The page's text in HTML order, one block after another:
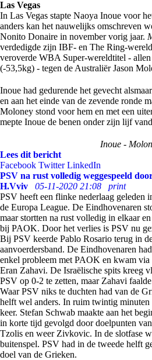
Las Vegas
In Las Vegas stapte Naoya Inoue voor
anders kan het nauwelijks omschreven
Nonito Donaire in november vorig jaar.
verdedigde zijn IBF- en The Ring-
veroverde WBA Super-wereldtitel -
(-53,5kg) - tegen de Australiër Jason
Inoue had gedurende het gevecht
en aan het einde van de zevende ronde
Moloney stond voor hem en met een
mepte Inoue de benen onder zijn lijf
Inoue -
Lees dit bericht
Facebook Twitter LinkedIn
PSV na rust volledig weggespeeld
H.Vviv
05-11-2020 21:08
print
PSV heeft een flinke nederlaag geleden
de Europa League. De Eindhovenaren
maar stortten na rust volledig in elkaar
bij PAOK. Door het verlies is PSV nu
Bij PSV keerde Pablo Rosario terug in
aanvoerdersband. De Eindhovenaren
enkel probleem met PAOK en kwam via
Eran Zahavi. De Israëlische spits kreeg
PSV op 0-2 te zetten, maar Zahavi
Waar PSV niks te duchten had van de
helft wel anders. In ruim twintig
keer. Stefan Schwab maakte aan het
in korte tijd gevolgd door doelpunten
Tzolis en weer Zivkovic. In de slotfase
buitenspel. PSV had in de tweede helft
doel van de Grieken.